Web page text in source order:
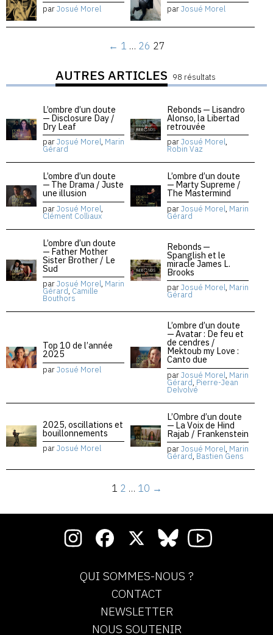
parJosué Morel parJosué Morel
← 1 … 26 27
AUTRES ARTICLES 98 résultats
L’ombre d’un doute
— Disclosure Day /
Dry Leaf
parJosué Morel, Marin
Gérard
Rebonds — Lisandro
Alonso, la Libertad
retrouvée
parJosué Morel,
Robin Vaz
L’ombre d’un doute
— The Drama / Juste
une illusion
parJosué Morel,
Clément Colliaux
L’ombre d’un doute
— Marty Supreme /
The Mastermind
parJosué Morel, Marin
Gérard
L’ombre d’un doute
— Father Mother
Sister Brother / Le
Sud
parJosué Morel, Marin
Gérard, Camille
Bouthors
Rebonds —
Spanglish et le
miracle James L.
Brooks
parJosué Morel, Marin
Gérard
Top 10 de l’année
2025
parJosué Morel
L’ombre d’un doute
— Avatar : De feu et
de cendres /
Mektoub my Love :
Canto due
parJosué Morel, Marin
Gérard, Pierre-Jean
Delvolvé
2025, oscillations et
bouillonnements
parJosué Morel
L’Ombre d’un doute
— La Voix de Hind
Rajab / Frankenstein
parJosué Morel, Marin
Gérard, Bastien Gens
1 2 … 10 →
QUI SOMMES-NOUS ?
CONTACT
NEWSLETTER
NOUS SOUTENIR